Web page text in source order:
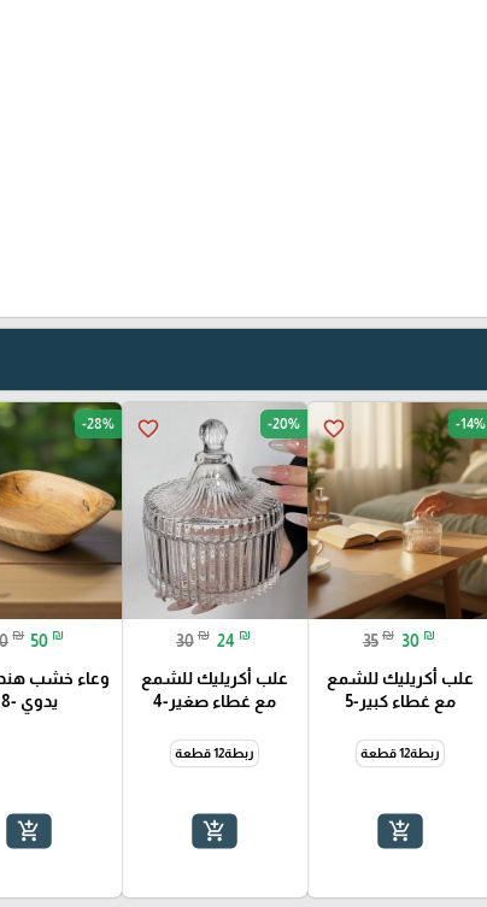
favorite_border -14%
35 ₪ 30 ₪
علب أكريليك للشمع
مع غطاء كبير-5
ربطة12 قطعة
add_shopping_cart
favorite_border -20%
30 ₪ 24 ₪
علب أكريليك للشمع
مع غطاء صغير-4
ربطة12 قطعة
add_shopping_cart
-28%
₪ 50 ₪
وعاء خشب
يدوي -8
add_shopping_cart